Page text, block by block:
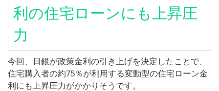
利の住宅ローンにも上昇圧
力
今回、日銀が政策金利の引き上げを決定したことで、
住宅購入者の約75％が利用する変動型の住宅ローン金
利にも上昇圧力がかかりそうです。